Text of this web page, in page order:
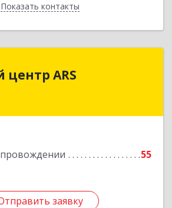
Показать контакты
Назад
ARS
55
заявку
заявку